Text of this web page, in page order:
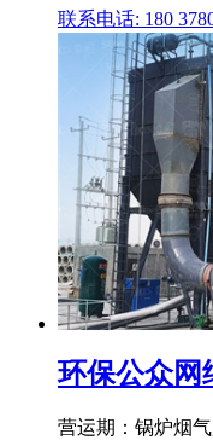
联系电话: 180
环保公众网
营运期：锅炉烟